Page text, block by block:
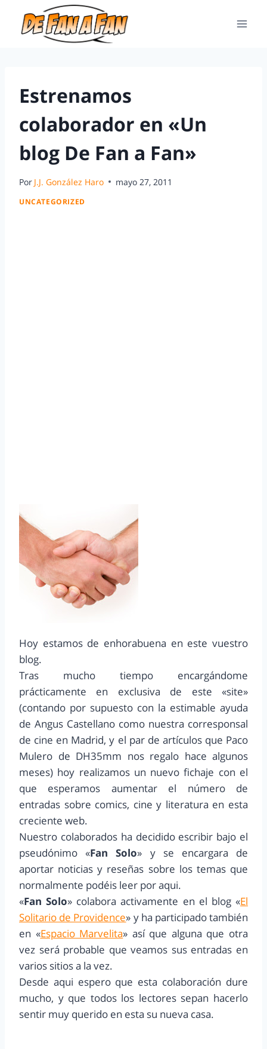
Estrenamos
colaborador en «Un
blog De Fan a Fan»
Por J.J. González Haro mayo 27, 2011
UNCATEGORIZED
Hoy estamos de enhorabuena en este vuestro
blog.
Tras mucho tiempo encargándome
prácticamente en exclusiva de este «site»
(contando por supuesto con la estimable ayuda
de Angus Castellano como nuestra corresponsal
de cine en Madrid, y el par de artículos que Paco
Mulero de DH35mm nos regalo hace algunos
meses) hoy realizamos un nuevo fichaje con el
que esperamos aumentar el número de
entradas sobre comics, cine y literatura en esta
creciente web.
Nuestro colaborados ha decidido escribir bajo el
pseudónimo «Fan Solo» y se encargara de
aportar noticias y reseñas sobre los temas que
normalmente podéis leer por aqui.
«Fan Solo» colabora activamente en el blog «El
Solitario de Providence» y ha participado también
en «Espacio Marvelita» así que alguna que otra
vez será probable que veamos sus entradas en
varios sitios a la vez.
Desde aqui espero que esta colaboración dure
mucho, y que todos los lectores sepan hacerlo
sentir muy querido en esta su nueva casa.